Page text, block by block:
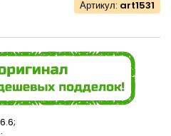
Артикул: art1531